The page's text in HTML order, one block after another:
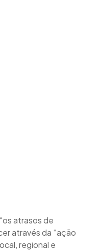
atrasos de
através da “ação
regional e